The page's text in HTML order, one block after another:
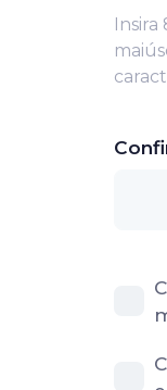
Insira